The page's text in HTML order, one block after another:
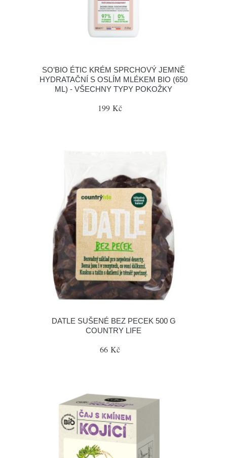
SO’BIO ÉTIC KRÉM SPRCHOVÝ JEMNĚ
HYDRATAČNÍ S OSLÍM MLÉKEM BIO (650
ML) - VŠECHNY TYPY POKOŽKY
199 Kč
DATLE SUŠENÉ BEZ PECEK 500 G
COUNTRY LIFE
66 Kč